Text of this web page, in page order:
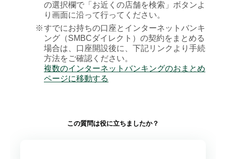
の選択欄で「お近くの店舗を検索」ボタンよ
り画面に沿って行ってください。
※すでにお持ちの口座とインターネットバンキ
ング（SMBCダイレクト）の契約をまとめる
場合は、口座開設後に、下記リンクより手続
方法をご確認ください。
複数のインターネットバンキングのおまとめ
ページに移動する
この質問は役に立ちましたか？